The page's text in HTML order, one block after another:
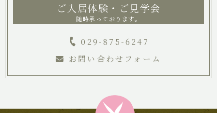
ご入居体験・ご見学会
随時承っております。
029-875-6247
お問い合わせフォーム